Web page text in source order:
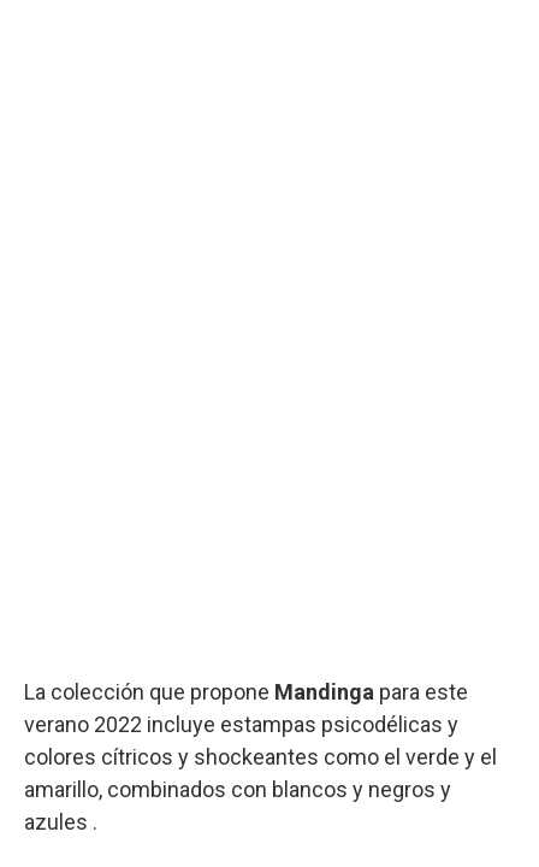
La colección que propone Mandinga para este
verano 2022 incluye estampas psicodélicas y
colores cítricos y shockeantes como el verde y el
amarillo, combinados con blancos y negros y
azules .